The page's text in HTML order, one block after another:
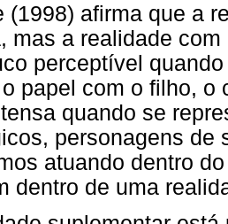
(1998) afirma que a
mas a realidade
perceptível
papel com o filho, o
quando se
personagens de
atuando dentro
dentro de uma